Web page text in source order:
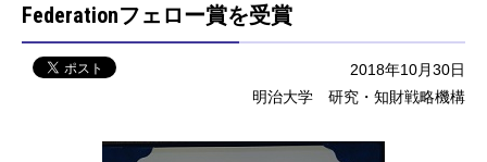
Federationフェロー賞を受賞
2018年10月30日
明治大学 研究・知財戦略機構